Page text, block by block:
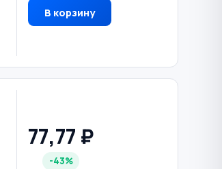
В корзину
77,77 ₽
-43%